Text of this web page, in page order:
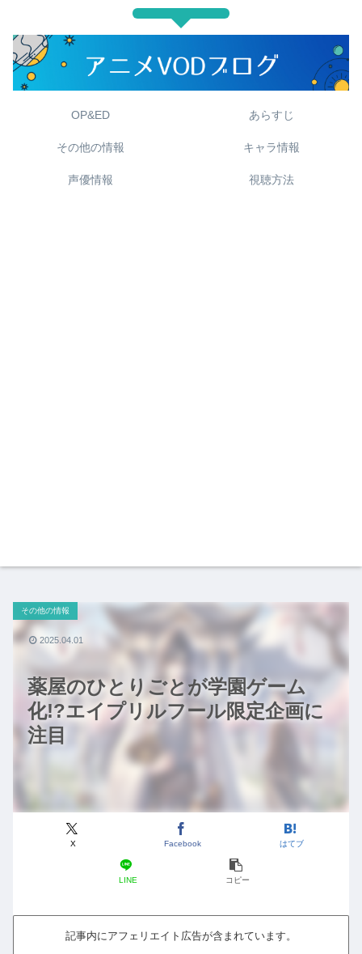
OP&ED あらすじ
その他の情報 キャラ情報
声優情報 視聴方法
薬屋のひとりごとが学園ゲーム
化!?エイプリルフール限定企画に
注目
その他の情報
X Facebook はてブ
LINE コピー
2025.04.01
記事内にアフェリエイト広告が含まれています。